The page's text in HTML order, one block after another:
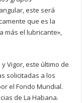
este será
que es la
más el lubricante»,
Vigor, este último de
solicitadas a los
el Fondo Mundial.
de La Habana.